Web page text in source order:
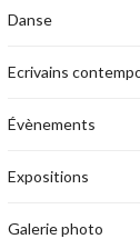
Danse
Ecrivains
Évènements
Expositions
Galerie photo